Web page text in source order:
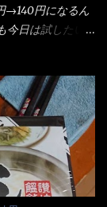
→140円になるん
日は試したい
いるわけで、最
たら湯なんか要
となるでしょ
＞注文は、裏注
、理解出来ない
行くのが店への
うどん得を湯ナ